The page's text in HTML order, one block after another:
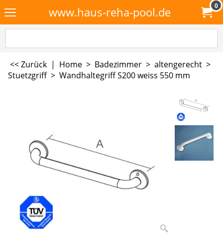
www.haus-reha-pool.de 0
<< Zurück | Home > Badezimmer > altengerecht >
Stuetzgriff> Wandhaltegriff S200 weiss 550 mm